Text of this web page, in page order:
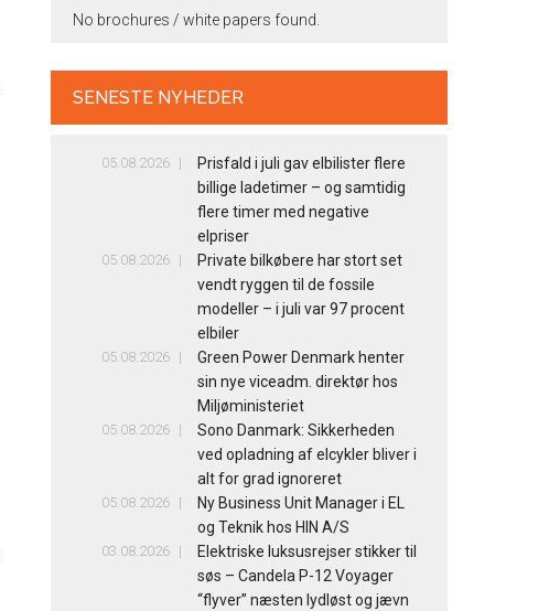
No brochures / white papers found.
SENESTE NYHEDER
05.08.2026
Prisfald i juli gav elbilister flere
billige ladetimer – og samtidig
flere timer med negative
elpriser
05.08.2026
Private bilkøbere har stort set
vendt ryggen til de fossile
modeller – i juli var 97 procent
elbiler
05.08.2026
Green Power Denmark henter
sin nye viceadm. direktør hos
Miljøministeriet
05.08.2026
Sono Danmark: Sikkerheden
ved opladning af elcykler bliver i
alt for grad ignoreret
05.08.2026
Ny Business Unit Manager i EL
og Teknik hos HIN A/S
03.08.2026
Elektriske luksusrejser stikker til
søs – Candela P-12 Voyager
“flyver” næsten lydløst og jævn